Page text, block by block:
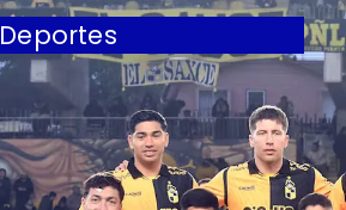
Deportes